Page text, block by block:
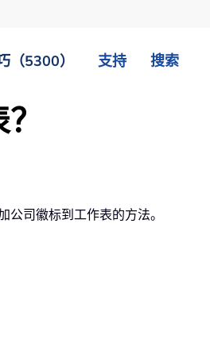
（5300） 支持 搜索
司徽标到工作表的方法。